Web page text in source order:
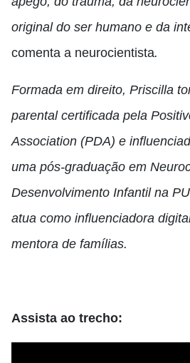
original do ser humano e da
comenta a neurocientista.
Formada em direito, Priscilla
parental certificada pela
Association (PDA) e
uma pós-graduação em
Desenvolvimento Infantil na
atua como influenciadora
mentora de famílias.
Assista ao trecho: